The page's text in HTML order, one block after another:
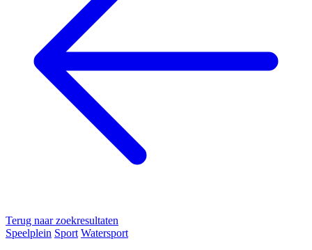
Terug naar zoekresultaten
Speelplein Sport Watersport